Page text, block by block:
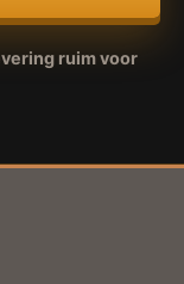
ruim voor